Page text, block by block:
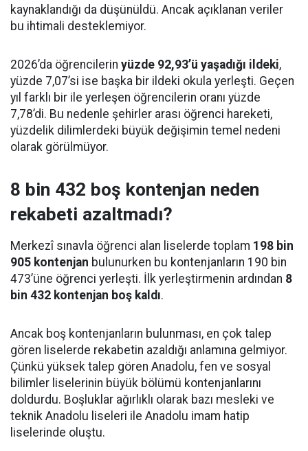
kaynaklandığı da düşünüldü. Ancak açıklanan veriler
bu ihtimali desteklemiyor.
2026’da öğrencilerin yüzde 92,93’ü yaşadığı ildeki,
yüzde 7,07’si ise başka bir ildeki okula yerleşti. Geçen
yıl farklı bir ile yerleşen öğrencilerin oranı yüzde
7,78’di. Bu nedenle şehirler arası öğrenci hareketi,
yüzdelik dilimlerdeki büyük değişimin temel nedeni
olarak görülmüyor.
8 bin 432 boş kontenjan neden
rekabeti azaltmadı?
Merkezî sınavla öğrenci alan liselerde toplam 198 bin
905 kontenjan bulunurken bu kontenjanların 190 bin
473’üne öğrenci yerleşti. İlk yerleştirmenin ardından 8
bin 432 kontenjan boş kaldı.
Ancak boş kontenjanların bulunması, en çok talep
gören liselerde rekabetin azaldığı anlamına gelmiyor.
Çünkü yüksek talep gören Anadolu, fen ve sosyal
bilimler liselerinin büyük bölümü kontenjanlarını
doldurdu. Boşluklar ağırlıklı olarak bazı mesleki ve
teknik Anadolu liseleri ile Anadolu imam hatip
liselerinde oluştu.